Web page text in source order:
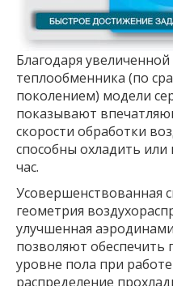
Благодаря
теплообменника (по
поколением) модели
показывают
скорости обработки
способны охладить или
час.
Усовершенствованная
геометрия
улучшенная
позволяют обеспечить
уровне пола при
распределение